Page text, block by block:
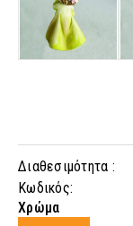
Διαθεσιμότητα :
Κωδικός:
Χρώμα